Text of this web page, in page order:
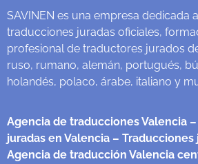
SAVINEN es una empresa dedicada
traducciones juradas oficiales,
profesional de traductores jurados
ruso, rumano, alemán, portugués,
holandés, polaco, árabe, italiano y
Agencia de traducciones Valencia
juradas en Valencia – Traducciones
Agencia de traducción Valencia